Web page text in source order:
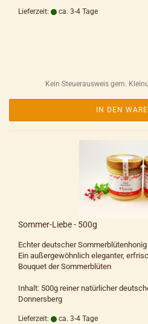
Lieferzeit: ca. 3-4 Tage
Kein Steuerausweis gem.
IN DEN
Sommer-Liebe - 500g
Echter deutscher
Ein außergewöhnlich eleganter,
Bouquet der Sommerblüten
Inhalt: 500g reiner natürlicher
Donnersberg
Lieferzeit: ca. 3-4 Tage